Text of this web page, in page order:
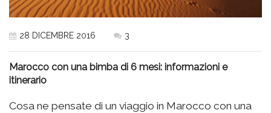
28 DICEMBRE 2016 3
Marocco con una bimba di 6 mesi: informazioni e
itinerario
Cosa ne pensate di un viaggio in Marocco con una